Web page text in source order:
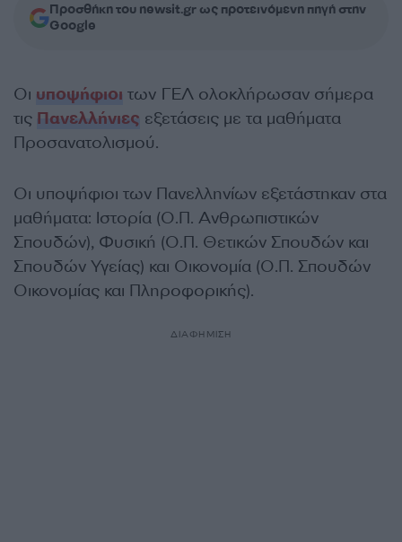
Προσθήκη του newsit.gr ως προτεινόμενη πηγή στην
Google
Οι υποψήφιοι των ΓΕΛ ολοκλήρωσαν σήμερα
τις Πανελλήνιες εξετάσεις με τα μαθήματα
Προσανατολισμού.
Οι υποψήφιοι των Πανελληνίων εξετάστηκαν στα
μαθήματα: Ιστορία (Ο.Π. Ανθρωπιστικών
Σπουδών), Φυσική (Ο.Π. Θετικών Σπουδών και
Σπουδών Υγείας) και Οικονομία (Ο.Π. Σπουδών
Οικονομίας και Πληροφορικής).
ΔΙΑΦΗΜΙΣΗ